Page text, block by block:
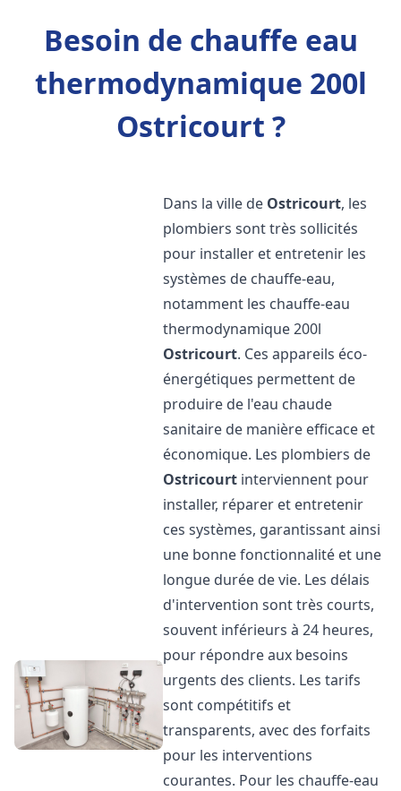
Besoin de chauffe eau
thermodynamique 200l
Ostricourt ?
Dans la ville de Ostricourt, les
plombiers sont très sollicités
pour installer et entretenir les
systèmes de chauffe-eau,
notamment les chauffe-eau
thermodynamique 200l
Ostricourt. Ces appareils éco-
énergétiques permettent de
produire de l'eau chaude
sanitaire de manière efficace et
économique. Les plombiers de
Ostricourt interviennent pour
installer, réparer et entretenir
ces systèmes, garantissant ainsi
une bonne fonctionnalité et une
longue durée de vie. Les délais
d'intervention sont très courts,
souvent inférieurs à 24 heures,
pour répondre aux besoins
urgents des clients. Les tarifs
sont compétitifs et
transparents, avec des forfaits
pour les interventions
courantes. Pour les chauffe-eau